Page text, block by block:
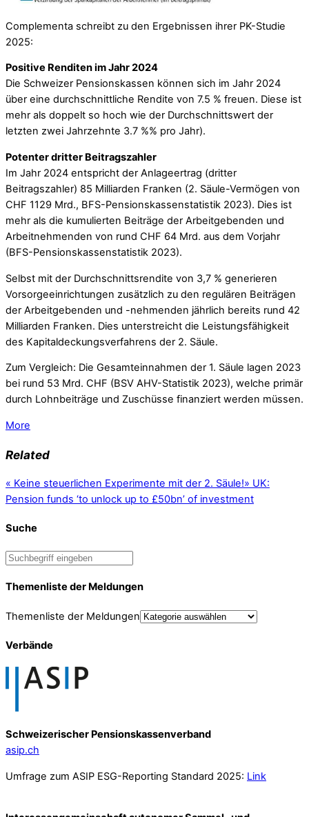
Complementa schreibt zu den Ergebnissen ihrer PK-Studie
2025:
Positive Renditen im Jahr 2024
Die Schweizer Pensionskassen können sich im Jahr 2024
über eine durchschnittliche Rendite von 7.5 % freuen. Diese ist
mehr als doppelt so hoch wie der Durchschnittswert der
letzten zwei Jahrzehnte 3.7 %% pro Jahr).
Potenter dritter Beitragszahler
Im Jahr 2024 entspricht der Anlageertrag (dritter
Beitragszahler) 85 Milliarden Franken (2. Säule-Vermögen von
CHF 1129 Mrd., BFS-Pensionskassenstatistik 2023). Dies ist
mehr als die kumulierten Beiträge der Arbeitgebenden und
Arbeitnehmenden von rund CHF 64 Mrd. aus dem Vorjahr
(BFS-Pensionskassenstatistik 2023).
Selbst mit der Durchschnittsrendite von 3,7 % generieren
Vorsorgeeinrichtungen zusätzlich zu den regulären Beiträgen
der Arbeitgebenden und -nehmenden jährlich bereits rund 42
Milliarden Franken. Dies unterstreicht die Leistungsfähigkeit
des Kapitaldeckungsverfahrens der 2. Säule.
Zum Vergleich: Die Gesamteinnahmen der 1. Säule lagen 2023
bei rund 53 Mrd. CHF (BSV AHV-Statistik 2023), welche primär
durch Lohnbeiträge und Zuschüsse finanziert werden müssen.
More
Related
« Keine steuerlichen Experimente mit der 2. Säule!» UK:
Pension funds ‘to unlock up to £50bn’ of investment
Suche
Themenliste der Meldungen
Themenliste der Meldungen
Verbände
Schweizerischer Pensionskassenverband
asip.ch
Umfrage zum ASIP ESG-Reporting Standard 2025: Link